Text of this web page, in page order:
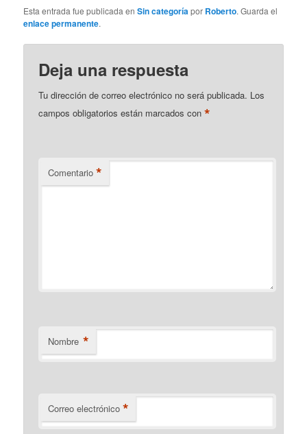
Esta entrada fue publicada enSin categoríapor Roberto. Guarda el
enlace permanente.
Deja una respuesta
Tu dirección de correo electrónico no será publicada. Los
campos obligatorios están marcados con*
Comentario *
Nombre *
Correo electrónico *